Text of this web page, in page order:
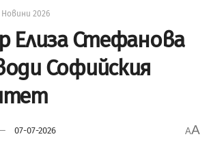
Новини 2026
Елиза Стефанова
Софийския
07-07-2026 AA